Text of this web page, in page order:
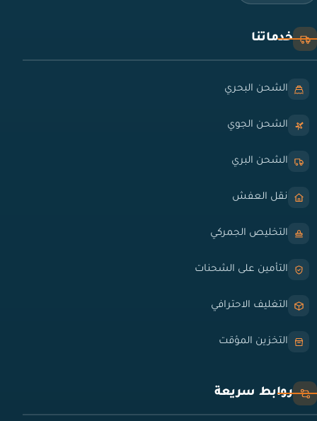
خدماتنا
الشحن البحري
الشحن الجوي
الشحن البري
نقل العفش
التخليص الجمركي
التأمين على الشحنات
التغليف الاحترافي
التخزين المؤقت
روابط سريعة